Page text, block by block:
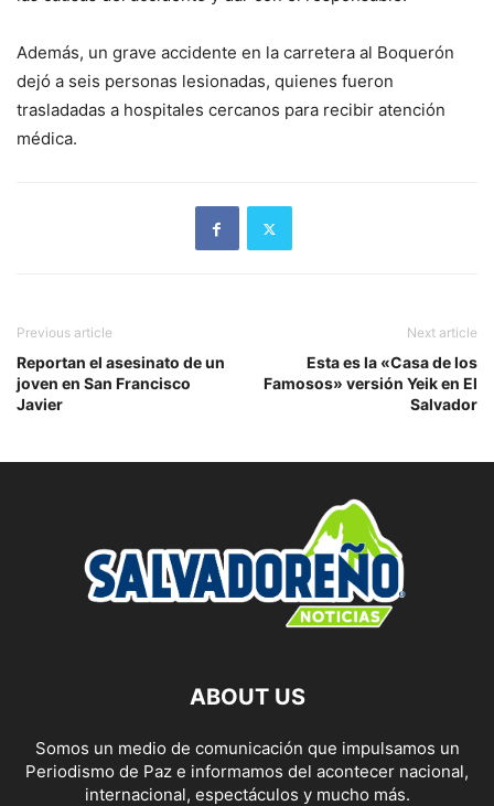
Además, un grave accidente en la carretera al Boquerón
dejó a seis personas lesionadas, quienes fueron
trasladadas a hospitales cercanos para recibir atención
médica.
Previous article
Reportan el asesinato de un
joven en San Francisco
Javier
Next article
Esta es la «Casa de los
Famosos» versión Yeik en El
Salvador
ABOUT US
Somos un medio de comunicación que impulsamos un
Periodismo de Paz e informamos del acontecer nacional,
internacional, espectáculos y mucho más.